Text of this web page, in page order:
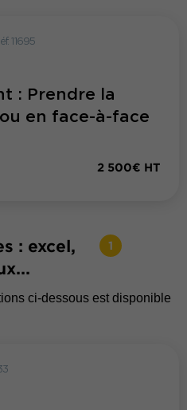
11695
: Prendre la
en face-à-face
2 500€ HT
: excel,
1
ci-dessous est disponible